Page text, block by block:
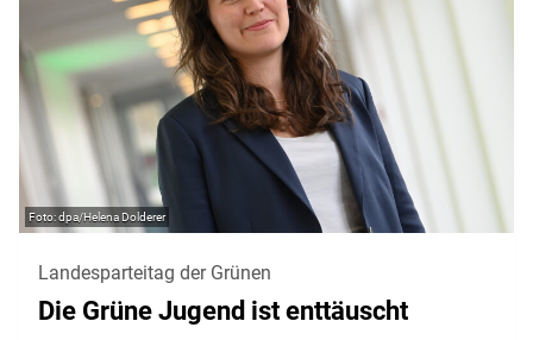
dpa/Helena Dolderer
Landesparteitag der Grünen
Die Grüne Jugend ist enttäuscht